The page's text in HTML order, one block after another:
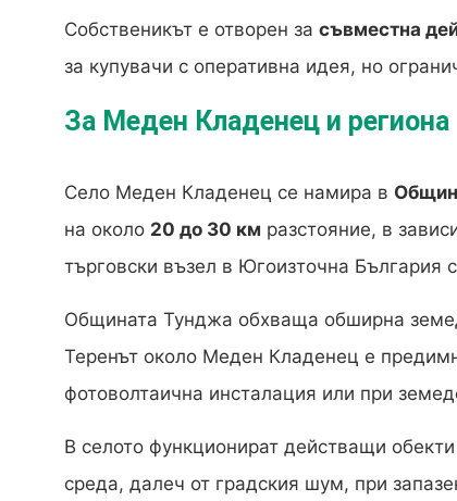
Собственикът е отворен за съвместна
за купувачи с оперативна идея, но
За Меден Кладенец и региона
Село Меден Кладенец се намира в
на около 20 до 30 км разстояние, в
търговски възел в Югоизточна България
Общината Тунджа обхваща обширна
Теренът около Меден Кладенец е
фотоволтаична инсталация или при
В селото функционират действащи
среда, далеч от градския шум, при